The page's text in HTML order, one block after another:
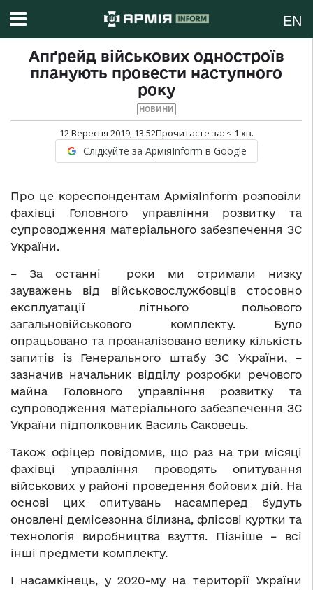
EN
Апґрейд військових одностроїв
планують провести наступного
року
НОВИНИ
12 Вересня 2019, 13:52Прочитаєте за: < 1 хв.
Слідкуйте за АрміяInform в Google
Про це кореспондентам АрміяInform розповіли
фахівці Головного управління розвитку та
супроводження матеріального забезпечення ЗС
України.
– За останні роки ми отримали низку
зауважень від військовослужбовців стосовно
експлуатації літнього польового
загальновійськового комплекту. Було
опрацьовано та проаналізовано велику кількість
запитів із Генерального штабу ЗС України, –
зазначив начальник відділу розробки речового
майна Головного управління розвитку та
супроводження матеріального забезпечення ЗС
України підполковник Василь Саковець.
Також офіцер повідомив, що раз на три місяці
фахівці управління проводять опитування
військових у районі проведення бойових дій. На
основі цих опитувань насамперед будуть
оновлені демісезонна білизна, флісові куртки та
технологія виробництва взуття. Пізніше – всі
інші предмети комплекту.
І насамкінець, у 2020-му на території України